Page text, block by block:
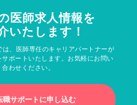
医師求人情報を
いたします！
は、医師専任のキャリアパートナーが
ポートいたします。お気軽にお問い
合わせください。
職サポートに申し込む